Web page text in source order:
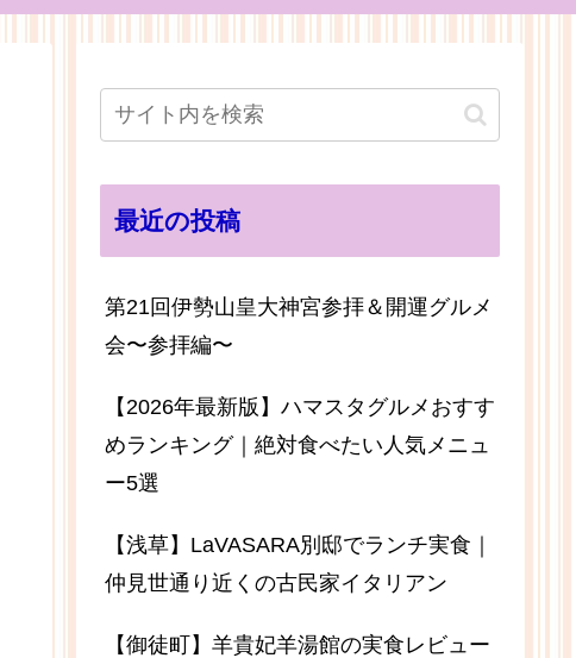
最近の投稿
第21回伊勢山皇大神宮参拝＆開運グルメ
会〜参拝編〜
【2026年最新版】ハマスタグルメおすす
めランキング｜絶対食べたい人気メニュ
ー5選
【浅草】LaVASARA別邸でランチ実食｜
仲見世通り近くの古民家イタリアン
【御徒町】羊貴妃羊湯館の実食レビュー